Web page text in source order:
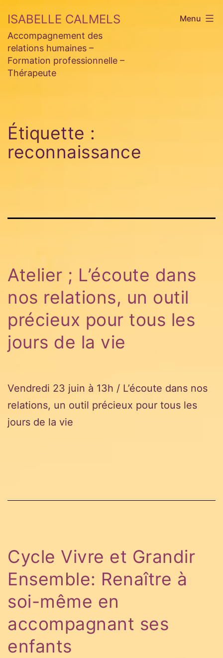
au
contenu
ISABELLE CALMELS
Accompagnement des
relations humaines –
Formation professionnelle –
Thérapeute
Menu
Étiquette :
reconnaissance
Atelier ; L’écoute dans
nos relations, un outil
précieux pour tous les
jours de la vie
Vendredi 23 juin à 13h / L’écoute dans nos
relations, un outil précieux pour tous les
jours de la vie
Cycle Vivre et Grandir
Ensemble: Renaître à
soi-même en
accompagnant ses
enfants